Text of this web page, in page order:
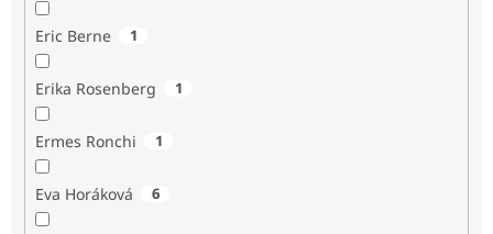
Eric Berne 1
Erika Rosenberg 1
Ermes Ronchi 1
Eva Horáková 6